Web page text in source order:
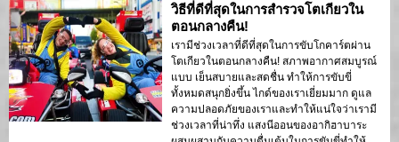
วิธีที่ดีที่สุดในการสำรวจโตเกียวใน
ตอนกลางคืน!
เรามีช่วงเวลาที่ดีที่สุดในการขับโกคาร์ตผ่าน
โตเกียวในตอนกลางคืน! สภาพอากาศสมบูรณ์
แบบ เย็นสบายและสดชื่น ทำให้การขับขี่
ทั้งหมดสนุกยิ่งขึ้น ไกด์ของเราเยี่ยมมาก ดูแล
ความปลอดภัยของเราและทำให้แน่ใจว่าเรามี
ช่วงเวลาที่น่าทึ่ง แสงนีออนของอากิฮาบาระ